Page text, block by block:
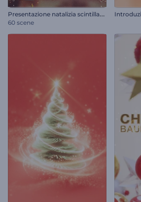
P
resentazione natalizia scintillante
60 scene